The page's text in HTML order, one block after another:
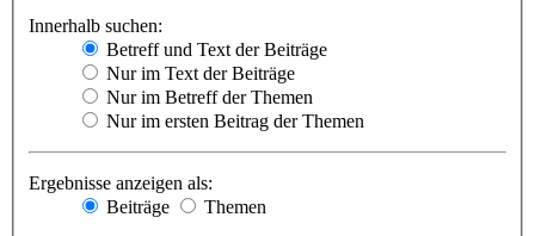
Innerhalb suchen:
Betreff und Text der Beiträge
Nur im Text der Beiträge
Nur im Betreff der Themen
Nur im ersten Beitrag der Themen
Ergebnisse anzeigen als:
Beiträge
Themen